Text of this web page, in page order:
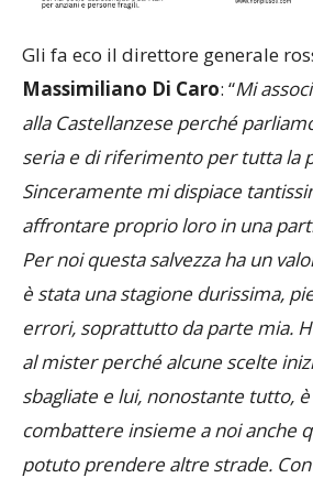
Gli fa eco il direttore generale
Massimiliano Di Caro: “Mi
alla Castellanzese perché
seria e di riferimento per tutta la
Sinceramente mi dispiace
affrontare proprio loro in una
Per noi questa salvezza ha un
è stata una stagione durissima,
errori, soprattutto da parte mia.
al mister perché alcune scelte
sbagliate e lui, nonostante tutto,
combattere insieme a noi anche
potuto prendere altre strade.